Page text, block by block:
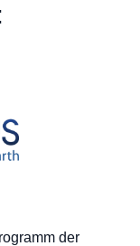
der